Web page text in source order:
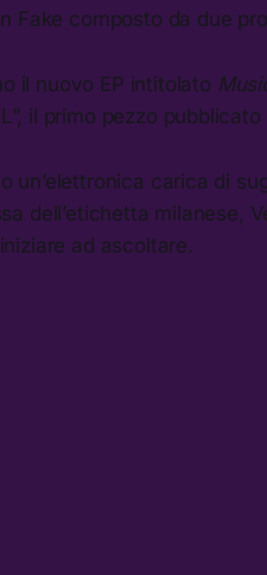
Fake composto da due
il nuovo EP intitolato
il primo pezzo
un’elettronica carica di
dell’etichetta milanese,
ad ascoltare.